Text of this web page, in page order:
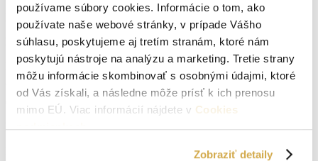
používame súbory cookies. Informácie o tom, ako
používate naše webové stránky, v prípade Vášho
súhlasu, poskytujeme aj tretím stranám, ktoré nám
poskytujú nástroje na analýzu a marketing. Tretie strany
môžu informácie skombinovať s osobnými údajmi, ktoré
od Vás získali, a následne môže prísť k ich prenosu
mimo EÚ. Viac informácií nájdete v Cookies
podmienkach.
Zobraziť detaily
Počet izieb:
Podpivničený:Áno
Internet:ano
Plastové okná
Vlastníctvo:osobné